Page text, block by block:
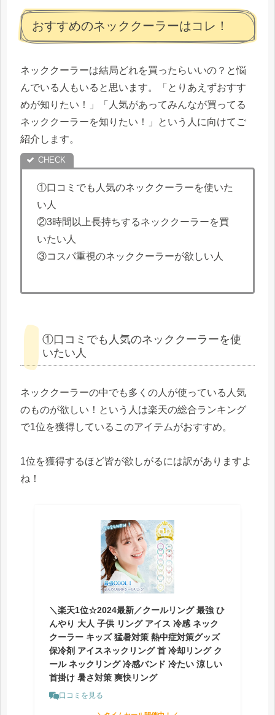
おすすめのネッククーラーはコレ！
ネッククーラーは結局どれを買ったらいいの？と悩
んでいる人もいると思います。「とりあえずおすす
めが知りたい！」「人気があってみんなが買ってる
ネッククーラーを知りたい！」という人に向けてご
紹介します。
①口コミでも人気のネッククーラーを使いた
い人
②3時間以上長持ちするネッククーラーを買
いたい人
③コスパ重視のネッククーラーが欲しい人
①口コミでも人気のネッククーラーを使
いたい人
ネッククーラーの中でも多くの人が使っている人気
のものが欲しい！という人は楽天の総合ランキング
で1位を獲得しているこのアイテムがおすすめ。
1位を獲得するほど皆が欲しがるには訳がありますよ
ね！
＼楽天1位☆2024最新／クールリング 最強 ひ
んやり 大人 子供 リング アイス 冷感 ネック
クーラー キッズ 猛暑対策 熱中症対策グッズ
保冷剤 アイスネックリング 首 冷却リング ク
ール ネックリング 冷感バンド 冷たい 涼しい
首掛け 暑さ対策 爽快リング
口コミを見る